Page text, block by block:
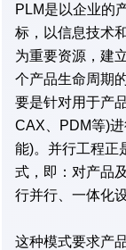
PLM是以企业的
标，以信息技术
为重要资源，建
个产品生命周期
要是针对用于产
CAX、PDM等)
能)。并行工程正
式，即：对产品
行并行、一体化
这种模式要求产